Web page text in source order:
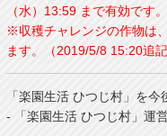
（水）13:59 まで有効です。
※収穫チャレンジの作物は
ます。（2019/5/8 15:20追記
「楽園生活 ひつじ村」を
- 「楽園生活 ひつじ村」運